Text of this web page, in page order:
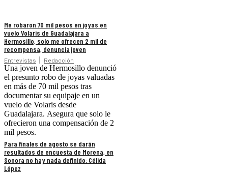
Me robaron 70 mil pesos en joyas en
vuelo Volaris de Guadalajara a
Hermosillo, solo me ofrecen 2 mil de
recompensa, denuncia joven
Entrevistas Redacción
Una joven de Hermosillo denunció
el presunto robo de joyas valuadas
en más de 70 mil pesos tras
documentar su equipaje en un
vuelo de Volaris desde
Guadalajara. Asegura que solo le
ofrecieron una compensación de 2
mil pesos.
Para finales de agosto se darán
resultados de encuesta de Morena, en
Sonora no hay nada definido: Célida
López